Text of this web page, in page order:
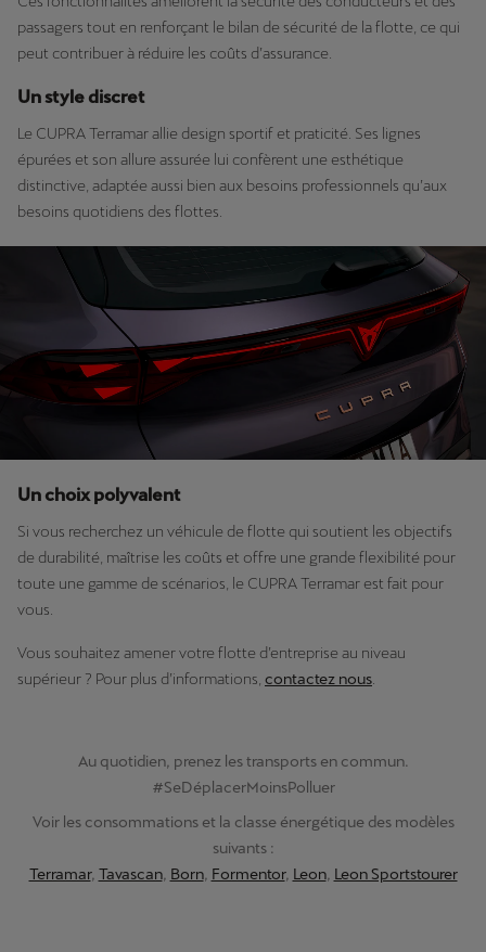
passagers tout en renforçant le bilan de sécurité de la flotte, ce qui
peut contribuer à réduire les coûts d’assurance.
Un style discret
Le CUPRA Terramar allie design sportif et praticité. Ses lignes
épurées et son allure assurée lui confèrent une esthétique
distinctive, adaptée aussi bien aux besoins professionnels qu’aux
besoins quotidiens des flottes.
Un choix polyvalent
Si vous recherchez un véhicule de flotte qui soutient les objectifs
de durabilité, maîtrise les coûts et offre une grande flexibilité pour
toute une gamme de scénarios, le CUPRA Terramar est fait pour
vous.
Vous souhaitez amener votre flotte d’entreprise au niveau
supérieur ? Pour plus d’informations, contactez nous
Au quotidien, prenez les transports en commun.
#SeDéplacerMoinsPolluer
Voir les consommations et la classe énergétique des modèles
suivants :
Terramar, Tavascan, Born, Formentor, Leon, Leon Sportstourer